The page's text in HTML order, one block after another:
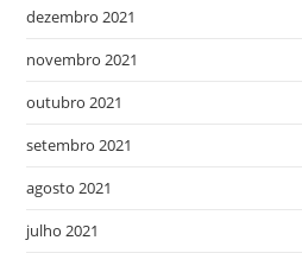
dezembro 2021
novembro 2021
outubro 2021
setembro 2021
agosto 2021
julho 2021